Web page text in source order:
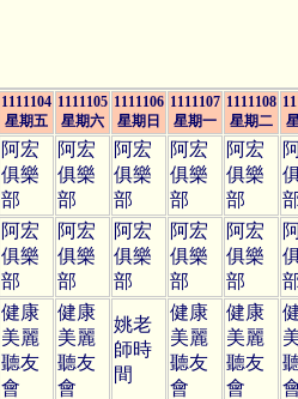
1111104
星期五
1111105
星期六
1111106
星期日
1111107
星期一
1111108
星期二
阿宏
俱樂
部
阿宏
俱樂
部
阿宏
俱樂
部
阿宏
俱樂
部
阿宏
俱樂
部
阿宏
俱樂
部
阿宏
俱樂
部
阿宏
俱樂
部
阿宏
俱樂
部
阿宏
俱樂
部
健康
美麗
聽友
會
健康
美麗
聽友
會
姚老
師時
間
健康
美麗
聽友
會
健康
美麗
聽友
會